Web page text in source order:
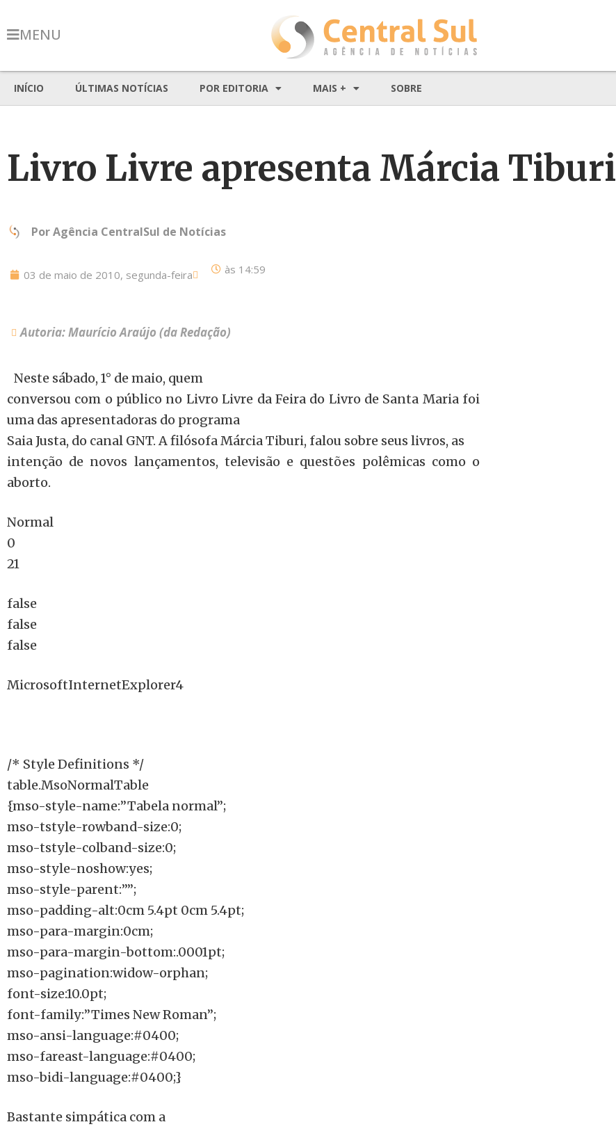
MENU
INÍCIO ÚLTIMAS NOTÍCIAS POR EDITORIA MAIS + SOBRE
Livro Livre apresenta Márcia Tiburi
PorAgência CentralSul de Notícias
03 de maio de 2010, segunda-feira às 14:59
Autoria: Maurício Araújo (da Redação)
Neste sábado, 1° de maio, quem
conversou com o público no Livro Livre da Feira do Livro de Santa Maria foi
uma das apresentadoras do programa
Saia Justa, do canal GNT. A filósofa Márcia Tiburi, falou sobre seus livros, as
intenção de novos lançamentos, televisão e questões polêmicas como o
aborto.
Normal
0
21
false
false
false
MicrosoftInternetExplorer4
/* Style Definitions */
table.MsoNormalTable
{mso-style-name:”Tabela normal”;
mso-tstyle-rowband-size:0;
mso-tstyle-colband-size:0;
mso-style-noshow:yes;
mso-style-parent:””;
mso-padding-alt:0cm 5.4pt 0cm 5.4pt;
mso-para-margin:0cm;
mso-para-margin-bottom:.0001pt;
mso-pagination:widow-orphan;
font-size:10.0pt;
font-family:”Times New Roman”;
mso-ansi-language:#0400;
mso-fareast-language:#0400;
mso-bidi-language:#0400;}
Bastante simpática com a